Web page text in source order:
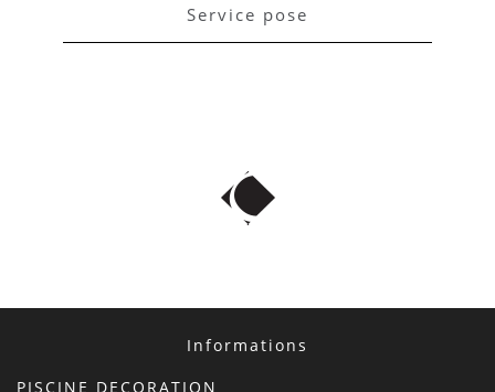
Service pose
Informations
PISCINE DECORATION